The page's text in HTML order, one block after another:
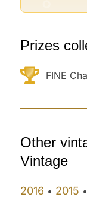
Prizes
FINE
Other
Vintage
2016 • 2015 •